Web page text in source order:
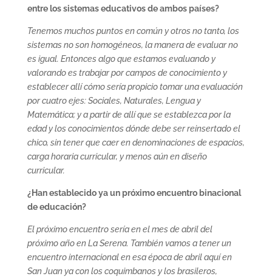
entre los sistemas educativos de ambos países?
Tenemos muchos puntos en común y otros no tanto, los
sistemas no son homogéneos, la manera de evaluar no
es igual. Entonces algo que estamos evaluando y
valorando es trabajar por campos de conocimiento y
establecer allí cómo sería propicio tomar una evaluación
por cuatro ejes: Sociales, Naturales, Lengua y
Matemática; y a partir de allí que se establezca por la
edad y los conocimientos dónde debe ser reinsertado el
chico, sin tener que caer en denominaciones de espacios,
carga horaria curricular, y menos aún en diseño
curricular.
¿Han establecido ya un próximo encuentro binacional
de educación?
El próximo encuentro sería en el mes de abril del
próximo año en La Serena. También vamos a tener un
encuentro internacional en esa época de abril aquí en
San Juan ya con los coquimbanos y los brasileros,